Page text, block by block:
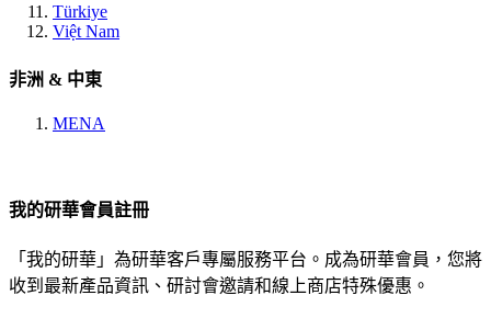
Türkiye
Việt Nam
非洲 & 中東
MENA
我的研華會員註冊
「我的研華」為研華客戶專屬服務平台。成為研華會員，您將
收到最新產品資訊、研討會邀請和線上商店特殊優惠。